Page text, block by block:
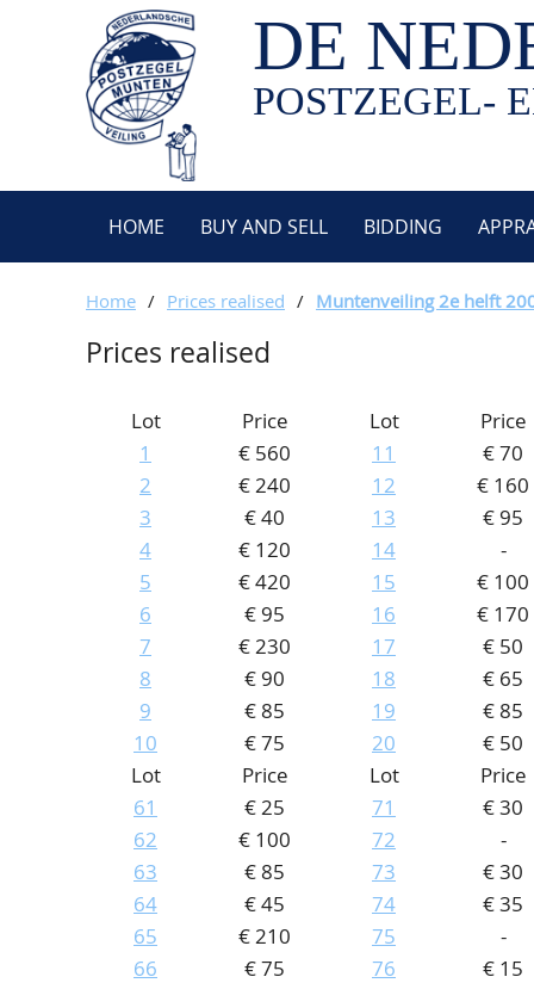
DE
POSTZEGEL-
HOME BUY AND SELL BIDDING
Home / Prices realised / Muntenveiling 2e helft
Prices realised
Lot
Price
1
€ 560
2
€ 240
3
€ 40
4
€ 120
5
€ 420
6
€ 95
7
€ 230
8
€ 90
9
€ 85
10
€ 75
Lot
Price
11
€ 70
12
€ 160
13
€ 95
14
-
15
€ 100
16
€ 170
17
€ 50
18
€ 65
19
€ 85
20
€ 50
Lot
Price
61
€ 25
62
€ 100
63
€ 85
64
€ 45
65
€ 210
66
€ 75
Lot
Price
71
€ 30
72
-
73
€ 30
74
€ 35
75
-
76
€ 15